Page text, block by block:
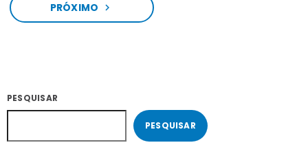
PRÓXIMO navigate_next
PESQUISAR
PESQUISAR